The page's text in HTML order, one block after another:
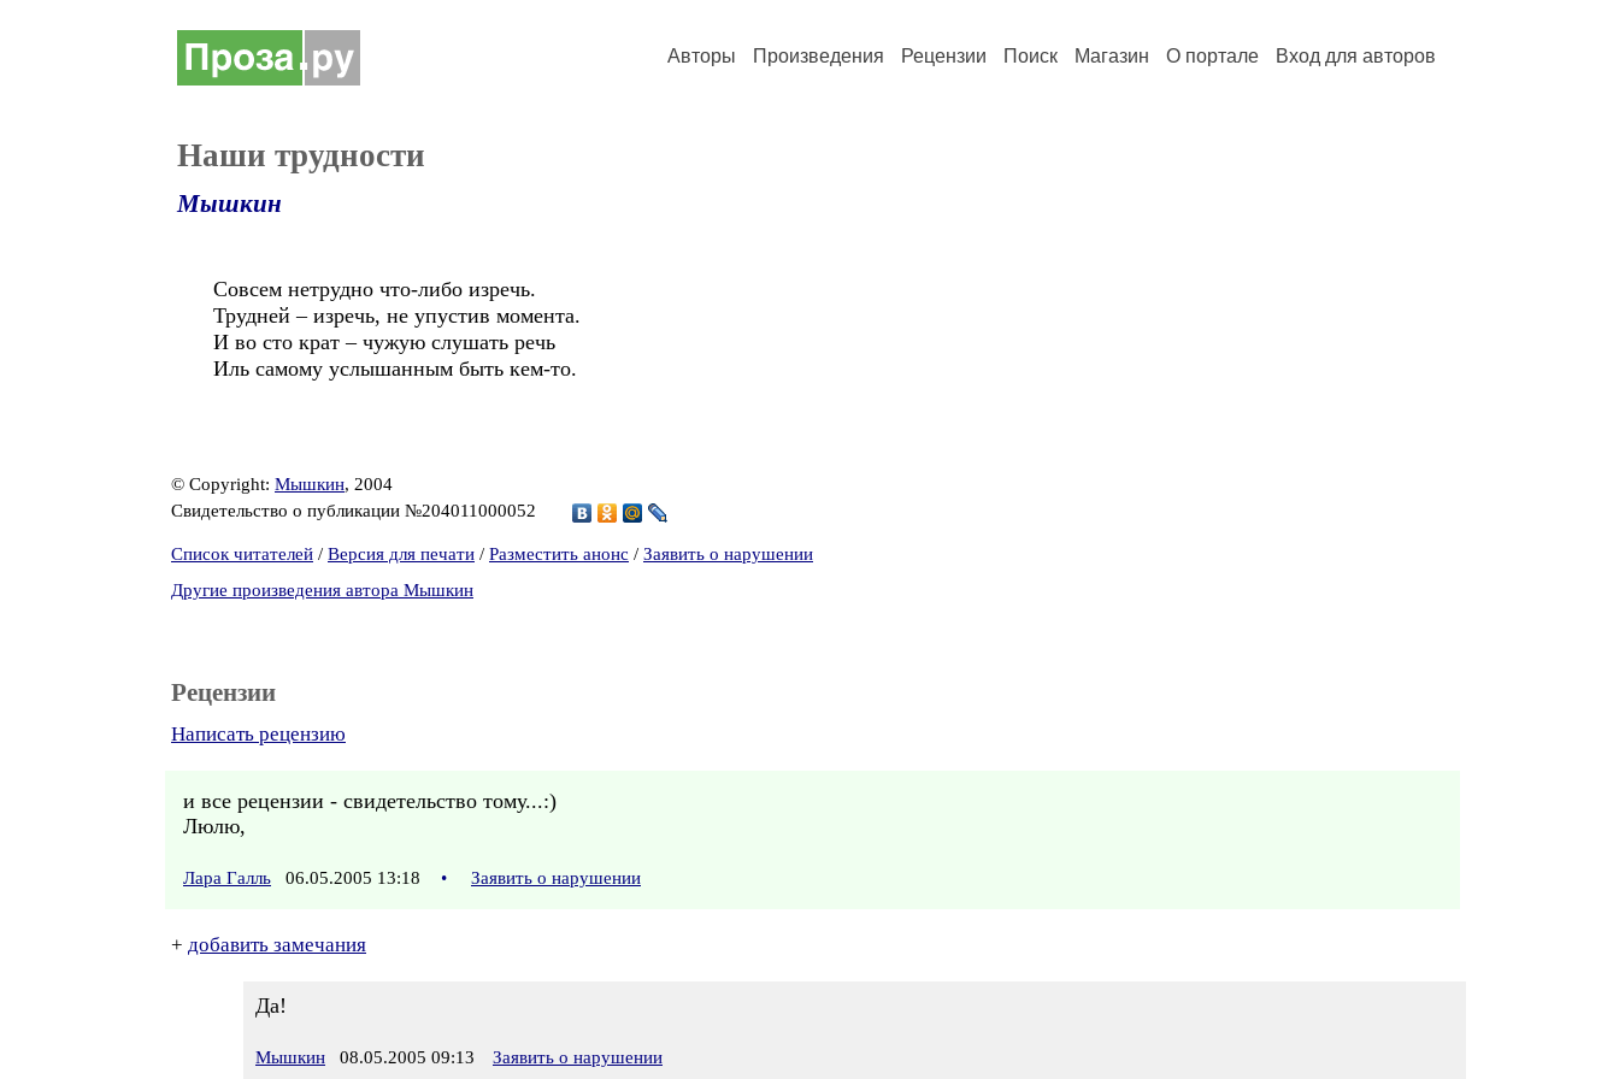
Авторы Произведения Рецензии Поиск Магазин О портале Вход для авторов
Наши трудности
Мышкин
Совсем нетрудно что-либо изречь.
Трудней – изречь, не упустив момента.
И во сто крат – чужую слушать речь
Иль самому услышанным быть кем-то.
© Copyright: Мышкин, 2004
Свидетельство о публикации №204011000052
Список читателей / Версия для печати / Разместить анонс / Заявить о нарушении
Другие произведения автора Мышкин
Рецензии
Написать рецензию
и все рецензии - свидетельство тому...:)
Люлю,
Лара Галль 06.05.2005 13:18 • Заявить о нарушении
+ добавить замечания
Да!
Мышкин 08.05.2005 09:13 Заявить о нарушении